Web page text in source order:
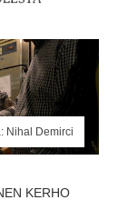
Nihal Demirci
KERHO